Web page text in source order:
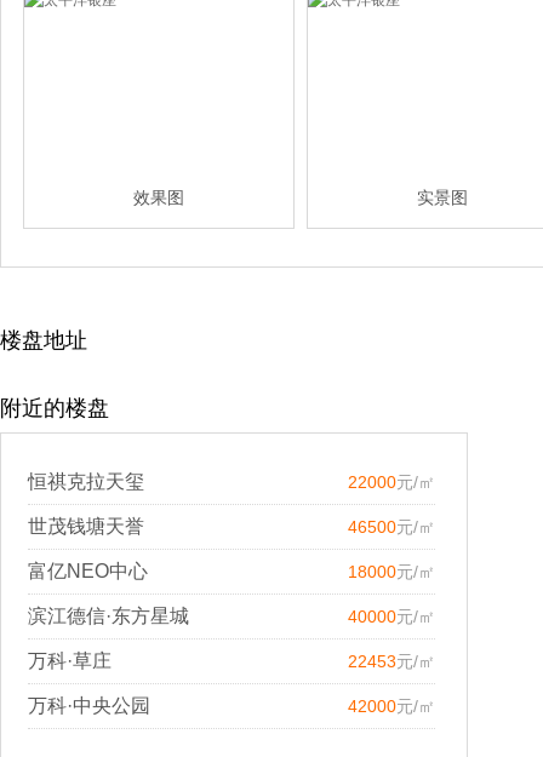
效果图 实景图
楼盘地址
附近的楼盘
恒祺克拉天玺 22000元/㎡
世茂钱塘天誉 46500元/㎡
富亿NEO中心 18000元/㎡
滨江德信·东方星城 40000元/㎡
万科·草庄 22453元/㎡
万科·中央公园 42000元/㎡